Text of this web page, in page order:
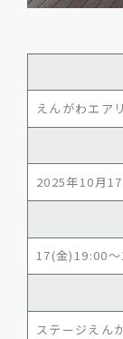
えんがわエア
2025年10月
17(金)19:00
ステージえん